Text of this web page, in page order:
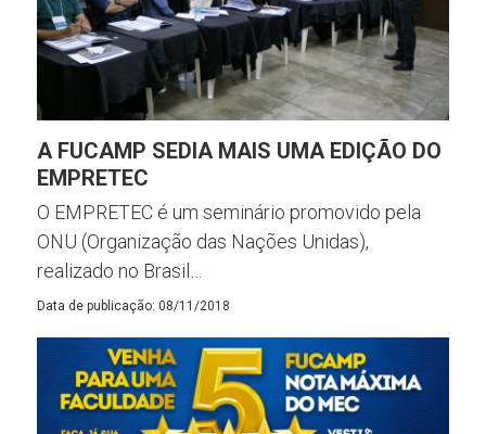
A FUCAMP SEDIA MAIS UMA EDIÇÃO DO
EMPRETEC
O EMPRETEC é um seminário promovido pela
ONU (Organização das Nações Unidas),
realizado no Brasil…
Data de publicação: 08/11/2018